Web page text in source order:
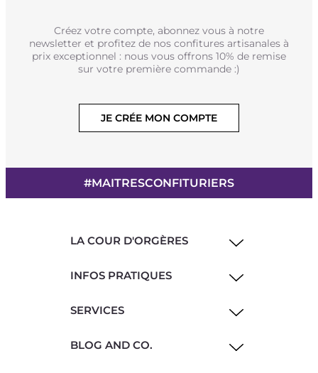
Créez votre compte, abonnez vous à notre
newsletter et profitez de nos confitures artisanales à
prix exceptionnel : nous vous offrons 10% de remise
sur votre première commande :)
JE CRÉE MON COMPTE
#MAITRESCONFITURIERS
LA COUR D'ORGÈRES
INFOS PRATIQUES
SERVICES
BLOG AND CO.